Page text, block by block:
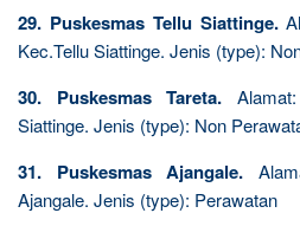
29. Puskesmas Tellu Siattinge.
Kec.Tellu Siattinge. Jenis (type):
30. Puskesmas Tareta.
Siattinge. Jenis (type): Non
31. Puskesmas Ajangale.
Ajangale. Jenis (type): Perawatan